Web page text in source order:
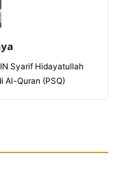
Syarif Hidayatullah
Al-Quran (PSQ)